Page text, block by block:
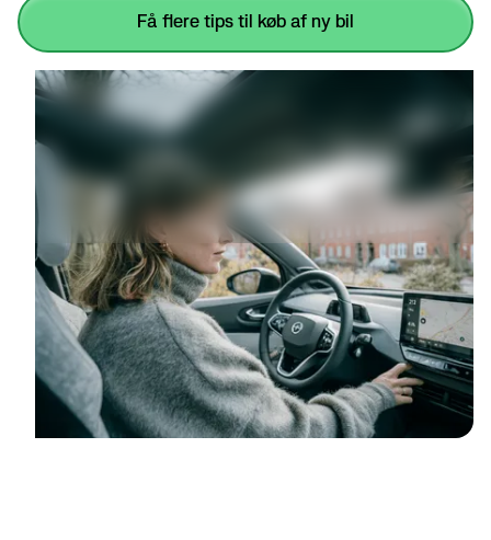
få flere tips til køb af ny bil